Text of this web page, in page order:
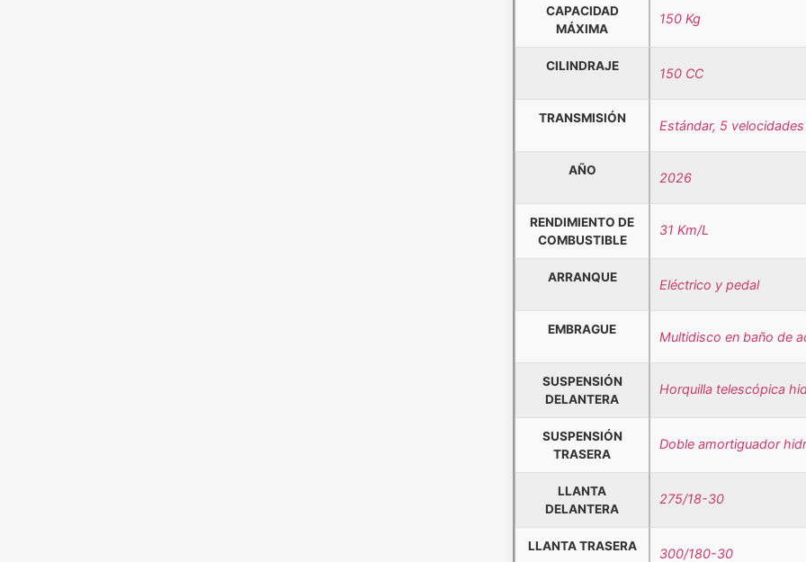
CAPACIDAD
MÁXIMA
150 Kg
CILINDRAJE 150 CC
TRANSMISIÓN Estándar, 5 velocidades
AÑO 2026
RENDIMIENTO DE
COMBUSTIBLE
31 Km/L
ARRANQUE Eléctrico y pedal
EMBRAGUE Multidisco en baño de
SUSPENSIÓN
DELANTERA
Horquilla telescópica
SUSPENSIÓN
TRASERA
Doble amortiguador
LLANTA
DELANTERA
275/18-30
LLANTA TRASERA 300/180-30